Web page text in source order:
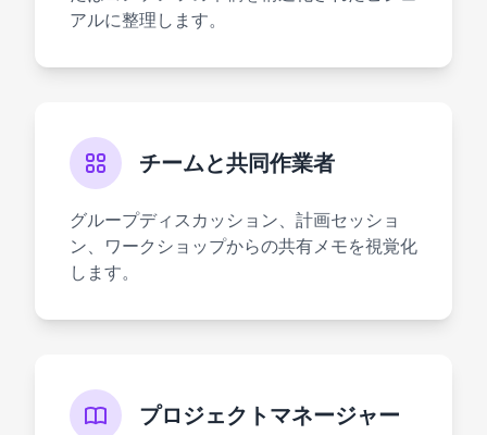
アルに整理します。
チームと共同作業者
グループディスカッション、計画セッショ
ン、ワークショップからの共有メモを視覚化
します。
プロジェクトマネージャー